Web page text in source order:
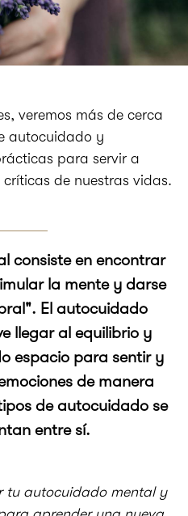
veremos más de cerca
autocuidado y
para servir a
de nuestras vidas.
consiste en encontrar
la mente y darse
El autocuidado
llegar al equilibrio y
espacio para sentir y
de manera
de autocuidado se
entre sí.
tu autocuidado mental y